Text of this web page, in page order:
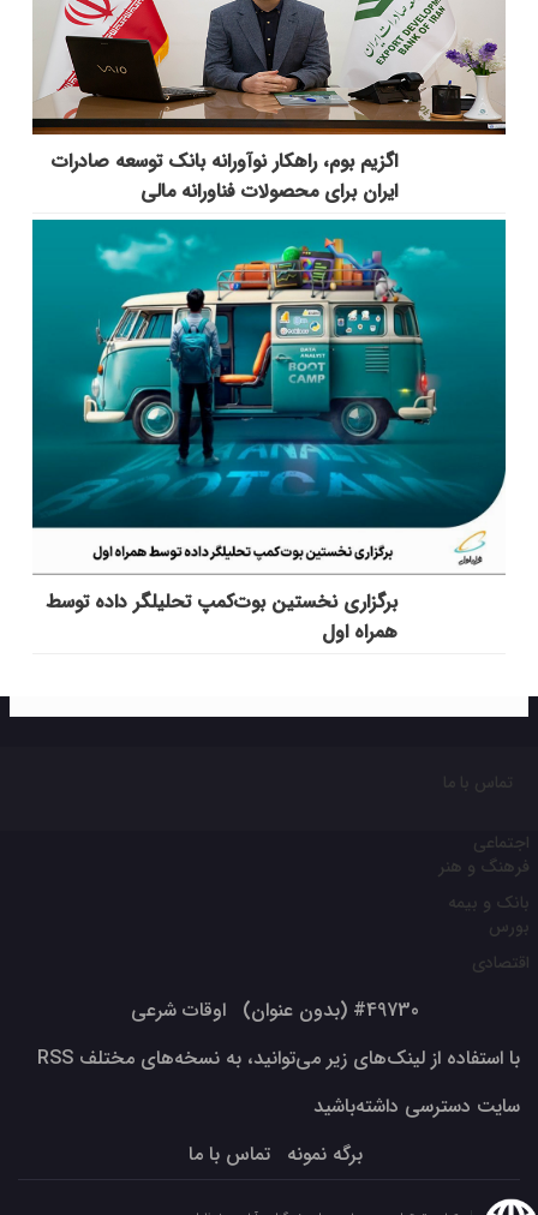
اگزیم بوم، راهکار نوآورانه بانک توسعه صادرات
ایران برای محصولات فناورانه مالی
برگزاری نخستین بوت‌کمپ تحلیلگر داده توسط
همراه اول
تماس با ما
اجتماعی
فرهنگ و هنر
بانک و بیمه
بورس
اقتصادی
#49730 (بدون عنوان)
اوقات شرعی
با استفاده از لینک‌های زیر می‌توانید، به نسخه‌های مختلف RSS
سایت دسترسی داشته‌باشید
برگه نمونه
تماس با ما